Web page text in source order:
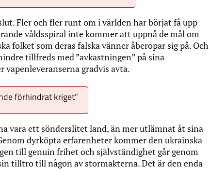
Fler och fler runt om i världen har börjat få upp
våldsspiral inte kommer att uppnå de mål om
folket som deras falska vänner åberopar sig på. Och
tillfreds med ”avkastningen” på sina
vapenleveranserna gradvis avta.
förhindrat kriget”
vara ett sönderslitet land, än mer utlämnat åt sina
dyrköpta erfarenheter kommer den ukrainska
till genuin frihet och självständighet går genom
tilltro till någon av stormakterna. Det är den enda